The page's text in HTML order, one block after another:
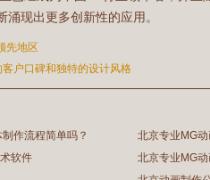
现出更多创新性的应用。
先地区
户口碑和独特的设计风格
作流程简单吗？
北京专业MG
2026/03/20
软件
北京专业MG